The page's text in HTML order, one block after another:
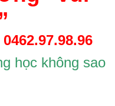
0462.97.98.96
học không sao